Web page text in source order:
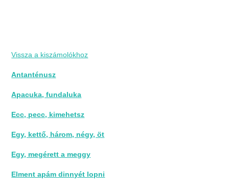
Vissza a kiszámolókhoz
Antanténusz
Apacuka, fundaluka
Ecc, pecc, kimehetsz
Egy, kettő, három, négy, öt
Egy, megérett a meggy
Elment apám dinnyét lopni